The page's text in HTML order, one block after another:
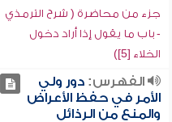
جزء من محاضرة ( شرح الترمذي
- باب ما يقول إذا أراد دخول
الخلاء [5])
الفهرس:دور ولي
الأمر في حفظ الأعراض
والمنع من الرذائل